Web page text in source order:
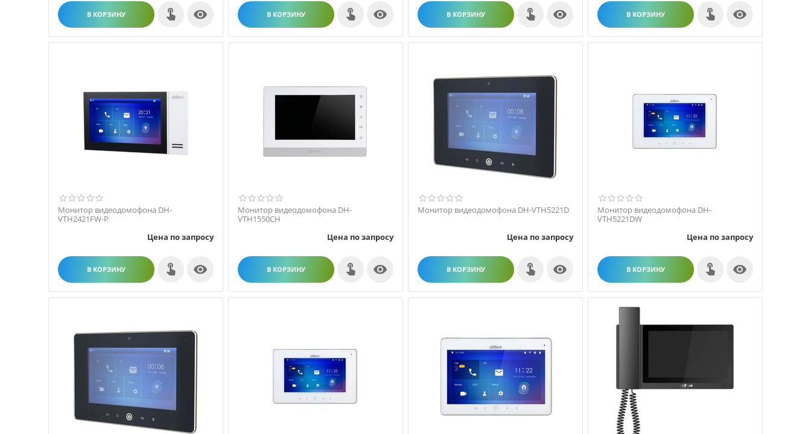
В КОРЗИНУ  В КОРЗИНУ  В КОРЗИНУ  В КОРЗИНУ 
Монитор видеодомофона DH-
VTH2421FW-P
Цена по запросу
В КОРЗИНУ 
Монитор видеодомофона DH-
VTH1550CH
Цена по запросу
В КОРЗИНУ 
Монитор видеодомофона DH-VTH5221D
Цена по запросу
В КОРЗИНУ 
Монитор видеодомофона DH-
VTH5221DW
Цена по запросу
В КОРЗИНУ 